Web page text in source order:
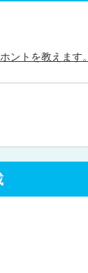
ントを教えます。